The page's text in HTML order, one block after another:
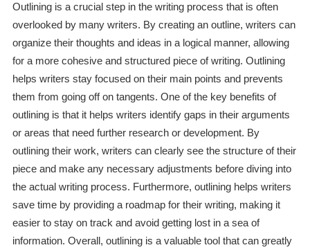
Outlining is a crucial step in the writing process that is often
overlooked by many writers. By creating an outline, writers can
organize their thoughts and ideas in a logical manner, allowing
for a more cohesive and structured piece of writing. Outlining
helps writers stay focused on their main points and prevents
them from going off on tangents. One of the key benefits of
outlining is that it helps writers identify gaps in their arguments
or areas that need further research or development. By
outlining their work, writers can clearly see the structure of their
piece and make any necessary adjustments before diving into
the actual writing process. Furthermore, outlining helps writers
save time by providing a roadmap for their writing, making it
easier to stay on track and avoid getting lost in a sea of
information. Overall, outlining is a valuable tool that can greatly